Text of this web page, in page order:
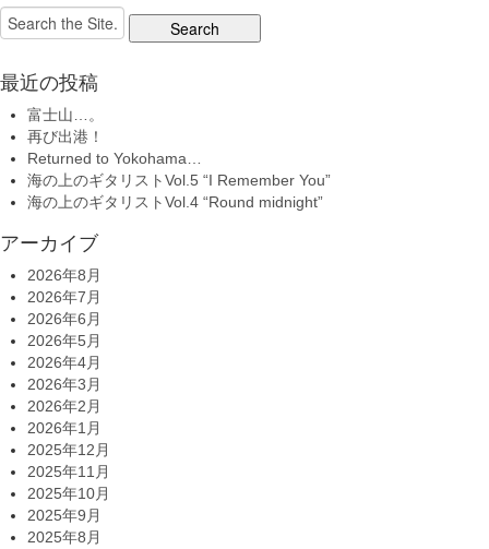
Search
for:
最近の投稿
富士山…。
再び出港！
Returned to Yokohama…
海の上のギタリストVol.5 “I Remember You”
海の上のギタリストVol.4 “Round midnight”
アーカイブ
2026年8月
2026年7月
2026年6月
2026年5月
2026年4月
2026年3月
2026年2月
2026年1月
2025年12月
2025年11月
2025年10月
2025年9月
2025年8月